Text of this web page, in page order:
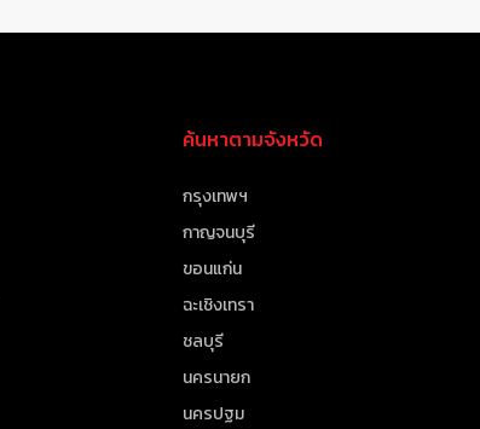
ค้นหาตามจังหวัด
กรุงเทพฯ
กาญจนบุรี
ขอนแก่น
ฉะเชิงเทรา
ชลบุรี
นครนายก
นครปฐม